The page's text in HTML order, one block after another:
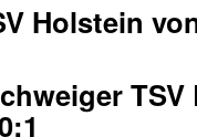
Holstein